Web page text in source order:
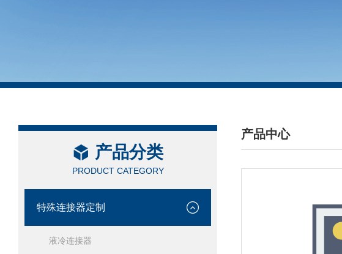
产品分类
PRODUCT CATEGORY
特殊连接器定制
液冷连接器
产品中心
/ PRODUCTS CENTER